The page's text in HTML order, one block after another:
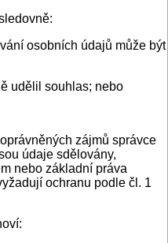
osobních údajů může být
udělil souhlas; nebo
zájmů správce
údaje sdělovány,
nebo základní práva
ochranu podle čl. 1